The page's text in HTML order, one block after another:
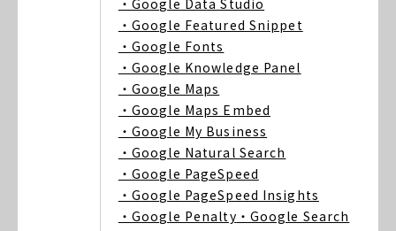
・Google Data Studio
・Google Featured Snippet
・Google Fonts
・Google Knowledge Panel
・Google Maps
・Google Maps Embed
・Google My Business
・Google Natural Search
・Google PageSpeed
・Google PageSpeed Insights
・Google Penalty ・Google Search